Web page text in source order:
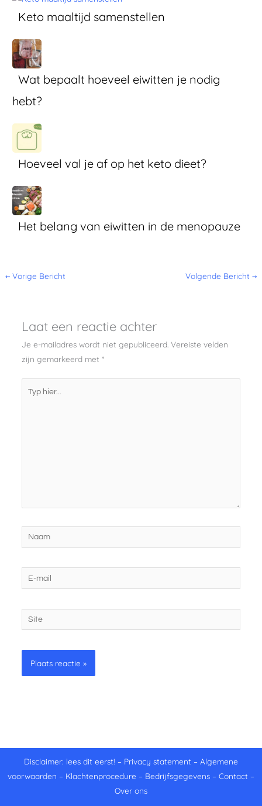
Keto maaltijd samenstellen
Wat bepaalt hoeveel eiwitten je nodig
hebt?
Hoeveel val je af op het keto dieet?
Het belang van eiwitten in de menopauze
← Vorige Bericht Volgende Bericht →
Laat een reactie achter
Je e-mailadres wordt niet gepubliceerd. Vereiste velden
zijn gemarkeerd met *
Naam
mail
Site
Disclaimer: lees dit eerst! – Privacy statement – Algemene
voorwaarden – Klachtenprocedure – Bedrijfsgegevens – Contact –
Over ons